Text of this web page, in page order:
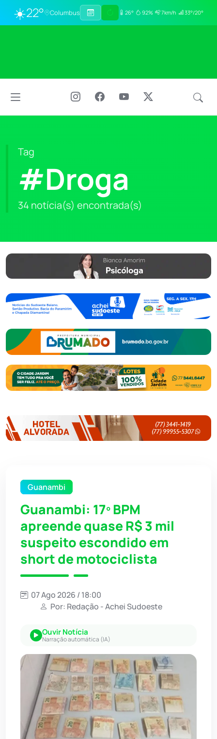
☀️22° Columbus 26° 92% 7km/h 33°/20°
Tag
#Droga
34 notícia(s) encontrada(s)
Guanambi
Guanambi: 17º BPM
apreende quase R$ 3 mil
suspeito escondido em
short de motociclista
07 Ago 2026 / 18:00
Por: Redação - Achei Sudoeste
Ouvir Notícia
Narração automática (IA)